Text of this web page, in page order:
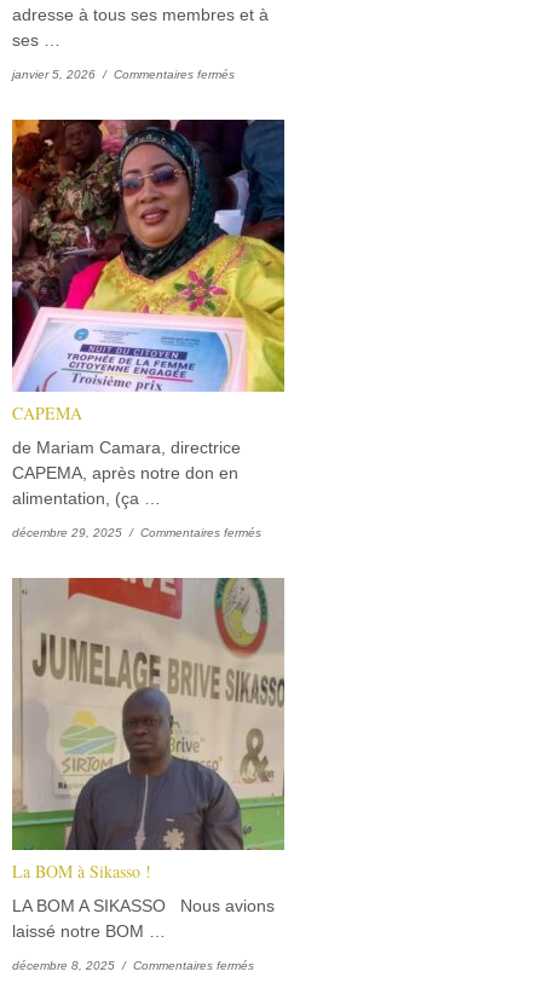
adresse à tous ses membres et à
ses …
janvier 5, 2026 / Commentaires ferméssur Meilleurs vœux pour Sikasso, meilleurs vœux pour
CAPEMA
de Mariam Camara, directrice
CAPEMA, après notre don en
alimentation, (ça …
décembre 29, 2025 / Commentaires ferméssur CAPEMA
La BOM à Sikasso !
LA BOM A SIKASSO Nous avions
laissé notre BOM …
décembre 8, 2025 / Commentaires ferméssur La BOM à Sikasso !